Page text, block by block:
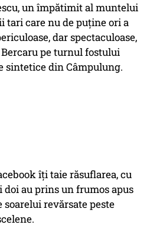
un împătimit al muntelui
tari care nu de puține ori a
dar spectaculoase,
pe turnul fostului
sintetice din Câmpulung.
îți taie răsuflarea, cu
au prins un frumos apus
revărsate peste